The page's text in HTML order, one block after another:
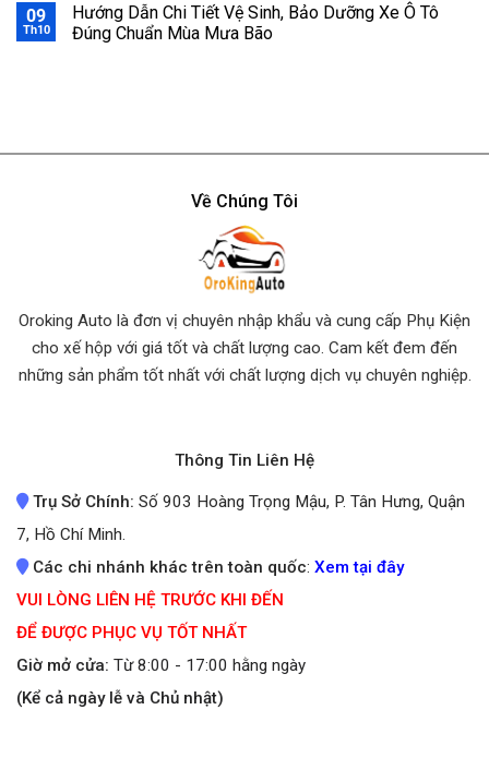
09
Th10
Hướng Dẫn Chi Tiết Vệ Sinh, Bảo Dưỡng Xe Ô Tô
Đúng Chuẩn Mùa Mưa Bão
Về Chúng Tôi
Oroking Auto là đơn vị chuyên nhập khẩu và cung cấp Phụ Kiện
cho xế hộp với giá tốt và chất lượng cao. Cam kết đem đến
những sản phẩm tốt nhất với chất lượng dịch vụ chuyên nghiệp.
Thông Tin Liên Hệ
Trụ Sở Chính: Số 903 Hoàng Trọng Mậu, P. Tân Hưng, Quận
7, Hồ Chí Minh.
Các chi nhánh khác trên toàn quốc: Xem tại đây
VUI LÒNG LIÊN HỆ TRƯỚC KHI ĐẾN
ĐỂ ĐƯỢC PHỤC VỤ TỐT NHẤT
Giờ mở cửa: Từ 8:00 - 17:00 hằng ngày
(Kể cả ngày lễ và Chủ nhật)